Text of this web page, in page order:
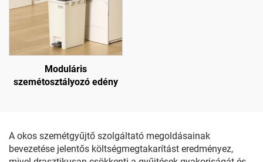
Moduláris
szemétosztályozó edény
A okos szemétgyűjtő szolgáltató megoldásainak
bevezetése jelentős költségmegtakarítást eredményez,